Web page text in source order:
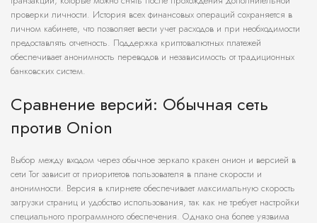
проверки личности. История всех финансовых операций сохраняется в
личном кабинете, что позволяет вести учет расходов и при необходимости
предоставлять отчетность. Поддержка криптовалютных платежей
обеспечивает анонимность переводов и независимость от традиционных
банковских систем.
Сравнение версий: Обычная сеть
против Onion
Выбор между входом через обычное зеркало кракен онион и версией в
сети Tor зависит от приоритетов пользователя в плане скорости и
анонимности. Версия в клирнете обеспечивает максимальную скорость
загрузки страниц и удобство использования, так как не требует настройки
специального программного обеспечения. Однако она более уязвима